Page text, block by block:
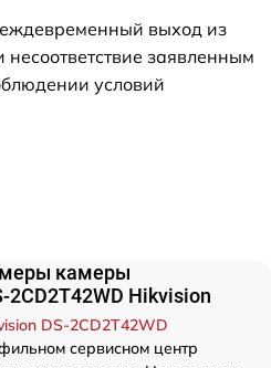
выход из
несоответствие заявленным
условий
камеры
Hikvision
DS-2CD2T42WD
сервисном центр